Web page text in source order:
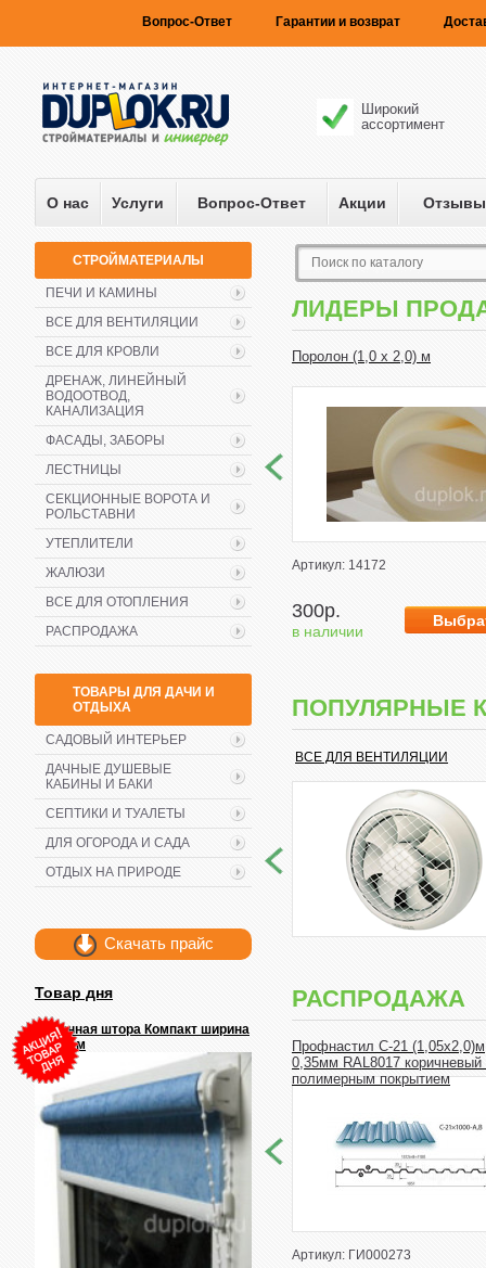
Вопрос-Ответ Гарантии и возврат
Широкий
ассортимент
О нас Услуги Вопрос-Ответ Акции Отзывы
ЛИДЕРЫ
Поролон (1,0 х 2,0) м
Артикул: 14172
300р.
в наличии
ПОПУЛЯРНЫЕ
ВСЕ ДЛЯ ВЕНТИЛЯЦИИ
РАСПРОДАЖА
Профнастил С-21 (1,05х2,0)м
0,35мм RAL8017 коричневый
полимерным покрытием
Артикул: ГИ000273
СТРОЙМАТЕРИАЛЫ
ПЕЧИ И КАМИНЫ
ВСЕ ДЛЯ ВЕНТИЛЯЦИИ
ВСЕ ДЛЯ КРОВЛИ
ДРЕНАЖ, ЛИНЕЙНЫЙ
ВОДООТВОД,
КАНАЛИЗАЦИЯ
ФАСАДЫ, ЗАБОРЫ
ЛЕСТНИЦЫ
СЕКЦИОННЫЕ ВОРОТА И
РОЛЬСТАВНИ
УТЕПЛИТЕЛИ
ЖАЛЮЗИ
ВСЕ ДЛЯ ОТОПЛЕНИЯ
РАСПРОДАЖА
ТОВАРЫ ДЛЯ ДАЧИ И
ОТДЫХА
САДОВЫЙ ИНТЕРЬЕР
ДАЧНЫЕ ДУШЕВЫЕ
КАБИНЫ И БАКИ
СЕПТИКИ И ТУАЛЕТЫ
ДЛЯ ОГОРОДА И САДА
ОТДЫХ НА ПРИРОДЕ
Скачать прайс
Товар дня
Рулонная штора Компакт ширина
до 1,2 м